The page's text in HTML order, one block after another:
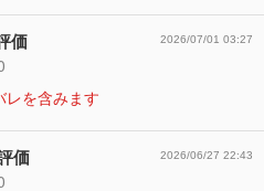
価 2026/07/01 03:27
レを含みます
価 2026/06/27 22:43